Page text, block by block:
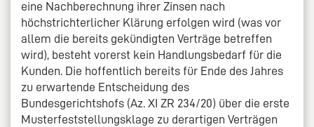
eine Nachberechnung ihrer Zinsen nach
höchstrichterlicher Klärung erfolgen wird (was vor
allem die bereits gekündigten Verträge betreffen
wird), besteht vorerst kein Handlungsbedarf für die
Kunden. Die hoffentlich bereits für Ende des Jahres
zu erwartende Entscheidung des
Bundesgerichtshofs (Az. XI ZR 234/20) über die erste
Musterfeststellungsklage zu derartigen Verträgen